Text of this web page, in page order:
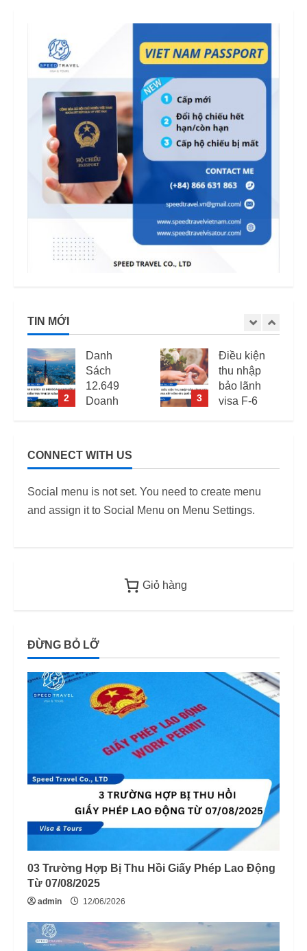
TIN MỚI
2
Danh
Sách
12.649
Doanh
ANTT Tại
Năm 2026
3
Điều kiện
thu nhập
bảo lãnh
visa F-6
từ 2026
CONNECT WITH US
Social menu is not set. You need to create menu
and assign it to Social Menu on Menu Settings.
Giỏ hàng
ĐỪNG BỎ LỠ
03 Trường Hợp Bị Thu Hồi Giấy Phép Lao Động
Từ 07/08/2025
admin 12/06/2026